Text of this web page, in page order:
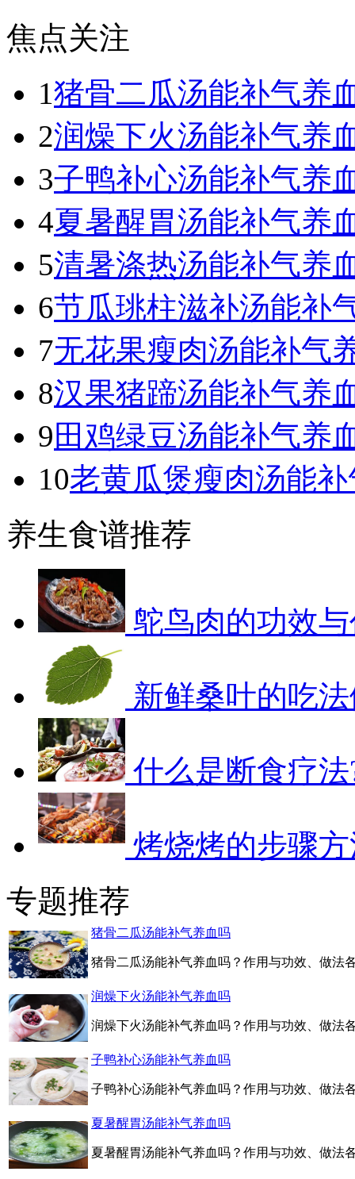
焦点关注
1猪骨二瓜汤能补气养
2润燥下火汤能补气养
3子鸭补心汤能补气养
4夏暑醒胃汤能补气养
5清暑涤热汤能补气养
6节瓜珧柱滋补汤能补
7无花果瘦肉汤能补气
8汉果猪蹄汤能补气养
9田鸡绿豆汤能补气养
10老黄瓜煲瘦肉汤能
养生食谱推荐
鸵鸟肉的功效
新鲜桑叶的吃
什么是断食疗
烤烧烤的步骤
专题推荐
猪骨二瓜汤能补气养血吗
猪骨二瓜汤能补气养血吗？作用与功效、做法
润燥下火汤能补气养血吗
润燥下火汤能补气养血吗？作用与功效、做法
子鸭补心汤能补气养血吗
子鸭补心汤能补气养血吗？作用与功效、做法
夏暑醒胃汤能补气养血吗
夏暑醒胃汤能补气养血吗？作用与功效、做法